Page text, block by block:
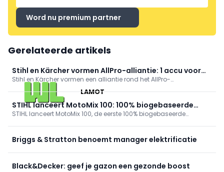
LAMOT
Word nu premium partner
Gerelateerde artikels
Stihl en Kärcher vormen AllPro-alliantie: 1 accu voor
120 pro-apparaten
Stihl en Kärcher vormen een alliantie rond het AllPro-
laden in onder 10 min, 3.000 cycli en +60% piekvermogen. Stihl
levert het accusysteem; Kärcher ontwikkelt apparaten. Eerste
producten in 2027.
STIHL lanceert MotoMix 100: 100% biogebaseerde
brandstof, 60% minder CO₂
STIHL lanceert MotoMix 100, de eerste 100% biogebaseerde
is ethanolvrij. Gelimiteerde Centennial Edition ter ere van 100 jaar
STIHL.
Briggs & Stratton benoemt manager elektrificatie
Black&Decker: geef je gazon een gezonde boost